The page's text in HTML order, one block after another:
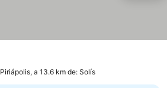
Piriápolis, a 13.6 km de: Solís